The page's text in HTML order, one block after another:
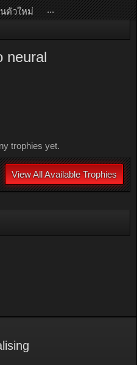
neural
trophies yet.
View All Available Trophies
ตัวใหม่ ...